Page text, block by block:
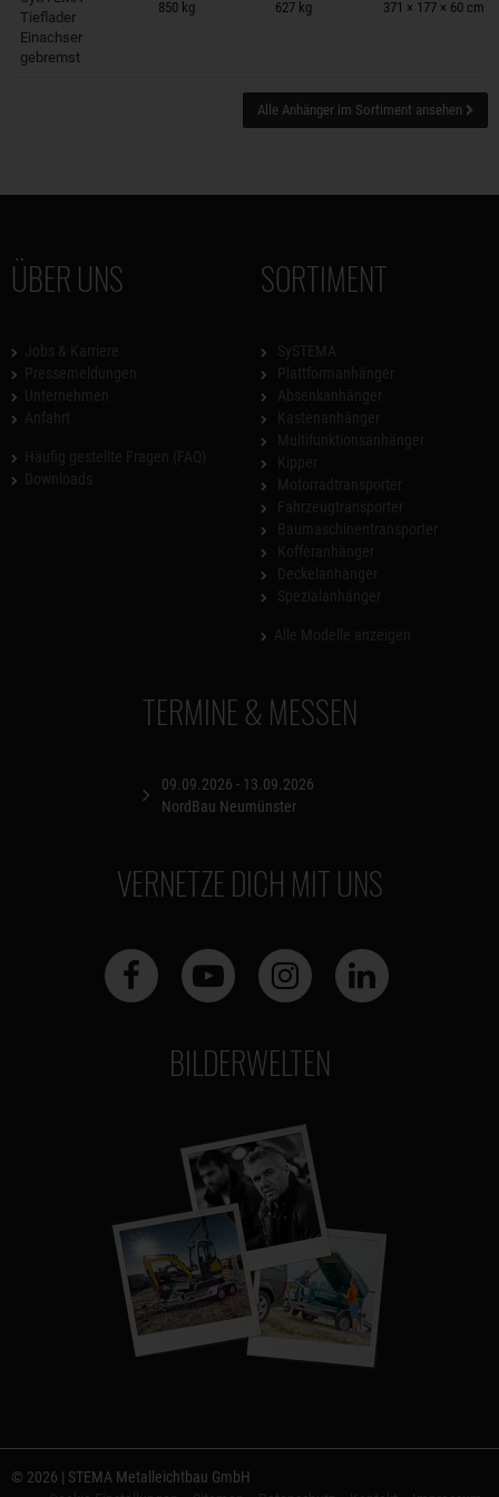
Tieflader
Einachser
gebremst
850 kg 627 kg 371 × 177 × 60 cm
Alle Anhänger im Sortiment ansehen
ÜBER UNS SORTIMENT
TERMINE & MESSEN
09.09.2026 - 13.09.2026
NordBau Neumünster
VERNETZE DICH MIT UNS
BILDERWELTEN
© 2026 | STEMA Metalleichtbau GmbH